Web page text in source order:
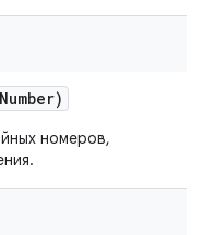
Number)
номеров,